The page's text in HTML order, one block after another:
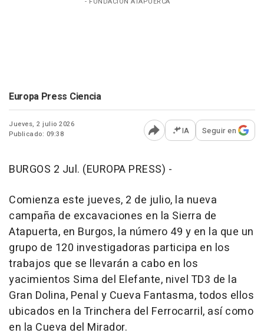
Europa Press Ciencia
Jueves, 2 julio 2026
Publicado: 09:38
Abrir opciones para
IA Seguir en
BURGOS 2 Jul. (EUROPA PRESS) -
Comienza este jueves, 2 de julio, la nueva
campaña de excavaciones en la Sierra de
Atapuerta, en Burgos, la número 49 y en la que un
grupo de 120 investigadoras participa en los
trabajos que se llevarán a cabo en los
yacimientos Sima del Elefante, nivel TD3 de la
Gran Dolina, Penal y Cueva Fantasma, todos ellos
ubicados en la Trinchera del Ferrocarril, así como
en la Cueva del Mirador.